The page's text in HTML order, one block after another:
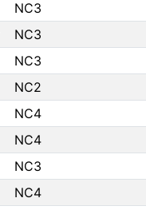
NC3
NC3
NC3
NC2
NC4
NC4
NC3
NC4